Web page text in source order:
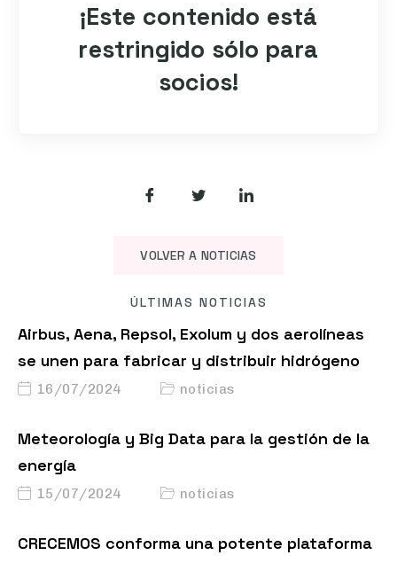
¡Este contenido está
restringido sólo para
socios!
VOLVER A NOTICIAS
ÚLTIMAS NOTICIAS
Airbus, Aena, Repsol, Exolum y dos aerolíneas
se unen para fabricar y distribuir hidrógeno
16/07/2024 noticias
Meteorología y Big Data para la gestión de la
energía
15/07/2024 noticias
CRECEMOS conforma una potente plataforma